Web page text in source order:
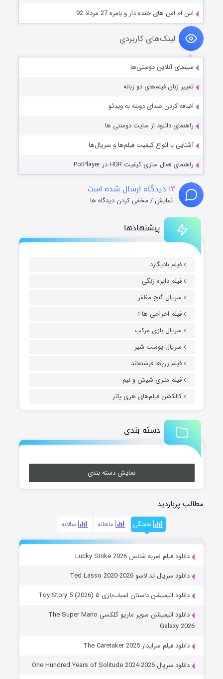
پیشنهادها
فیلم بادیگارد
فیلم دایره زنگی
سریال گنج مظفر
فیلم اخراجی ها ۱
سریال بازی مرکب
سریال پوست شیر
فیلم زن‌ها فرشته‌اند
فیلم متری شیش و نیم
کالکشن فیلم‌های هری پاتر
دسته بندی
نمایش دسته بندی
مطالب پربازدید
هفتگی ماهانه سالانه
دانلود فیلم ضربه شانس Lucky Strike 2026
دانلود سریال تد لاسو Ted Lasso 2020-2026
دانلود انیمیشن داستان اسباب‌بازی ۵ Toy Story 5 (2026)
دانلود انیمیشن سوپر ماریو گلکسی The Super Mario
Galaxy 2026
دانلود فیلم سرایدار The Caretaker 2025
دانلود سریال One Hundred Years of Solitude 2024-2026
اس ام اس های خنده دار و بامزه 27 مرداد 92
لینک‌های کاربردی
سینمای آنلاین دوستی‌ها
تغییر زبان فیلم‌های دو زبانه
اضافه کردن صدای دوبله به ویدئو
راهنمای دانلود از سایت دوستی ها
آشنایی با انواع کیفیت فیلم‌ها و سریال‌ها
راهنمای فعال سازی کیفیت HDR در PotPlayer
۱۳ دیدگاه ارسال شده است
نمایش / مخفی کردن دیدگاه ها